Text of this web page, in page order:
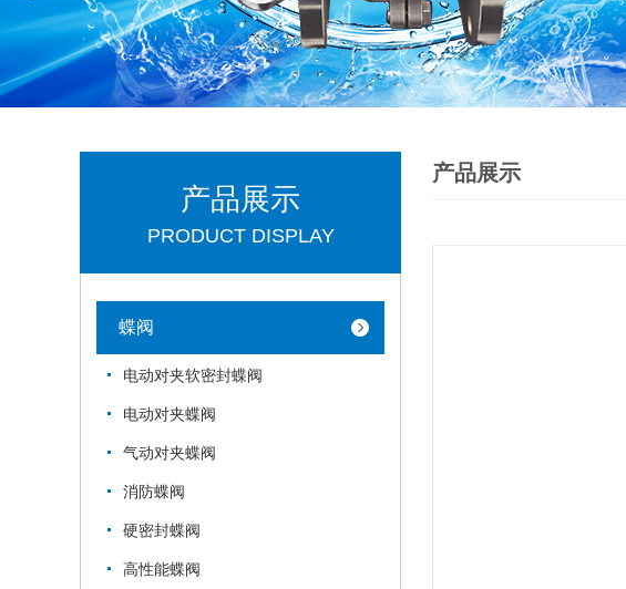
产品展示
产品展示
PRODUCT DISPLAY
蝶阀
电动对夹软密封蝶阀
电动对夹蝶阀
气动对夹蝶阀
消防蝶阀
硬密封蝶阀
高性能蝶阀